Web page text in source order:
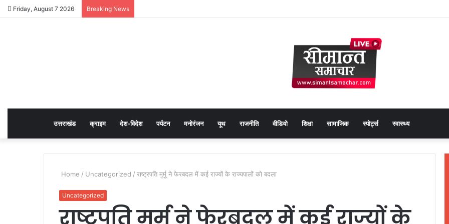
Friday, August 7 2026 Breaking News
उत्तराखंड क्राइम देश-विदेश पर्यटन मनोरंजन यूथ राजनीति वीडियो शिक्षा सामाजिक स्पोर्ट्स स्वास्थ्य
Home / Uncategorized / राष्ट्रपति मुर्मू ने फेरबदल में कई राज्यों के राज्यपालों को बदला
Uncategorized
राष्ट्रपति मुर्मू ने फेरबदल में कई राज्यों के